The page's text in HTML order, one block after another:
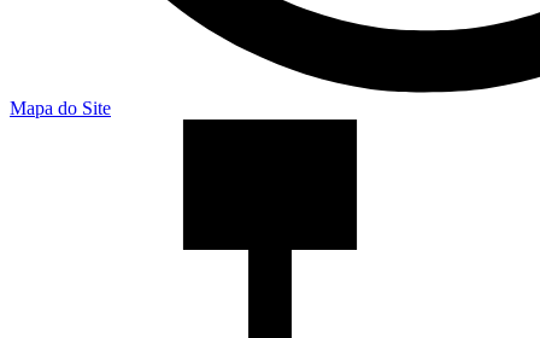
Mapa do Site